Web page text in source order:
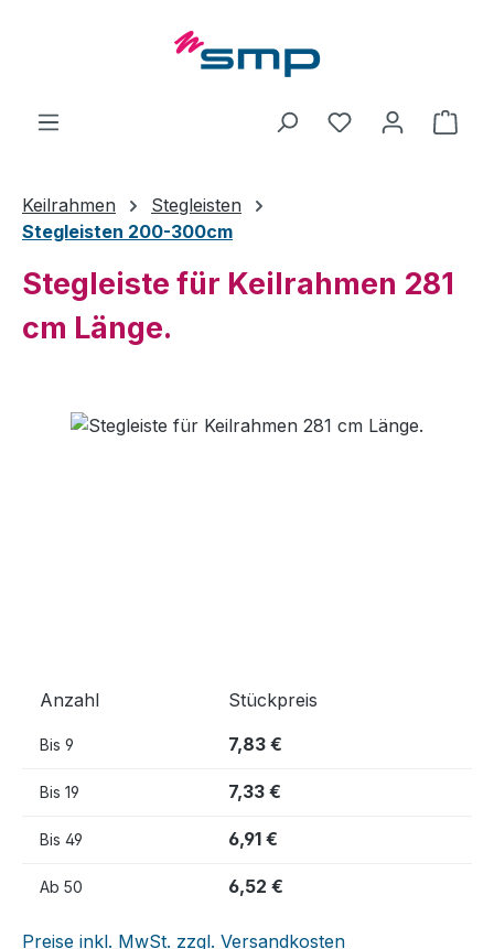
Zum Hauptinhalt springen
Keilrahmen
Stegleisten
Stegleisten 200-300cm
Stegleiste für Keilrahmen 281
cm Länge.
Bildergalerie überspringen
Anzahl Stückpreis
Bis 9 7,83 €
Bis 19 7,33 €
Bis 49 6,91 €
Ab 50 6,52 €
Preise inkl. MwSt. zzgl. Versandkosten